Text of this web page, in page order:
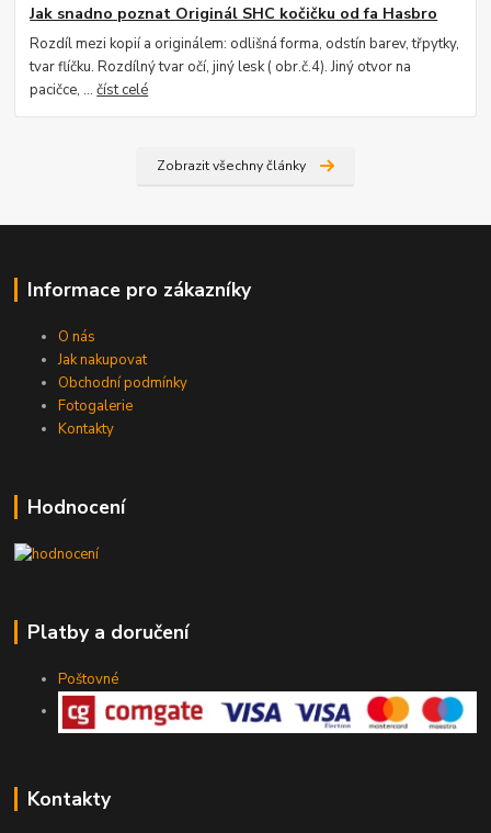
Jak snadno poznat Originál SHC kočičku od fa Hasbro
Rozdíl mezi kopií a originálem: odlišná forma, odstín barev, třpytky,
tvar flíčku. Rozdílný tvar očí, jiný lesk ( obr.č.4). Jiný otvor na
pacičce, ...číst celé
Zobrazit všechny články
Informace pro zákazníky
O nás
Jak nakupovat
Obchodní podmínky
Fotogalerie
Kontakty
Hodnocení
Platby a doručení
Poštovné
Kontakty